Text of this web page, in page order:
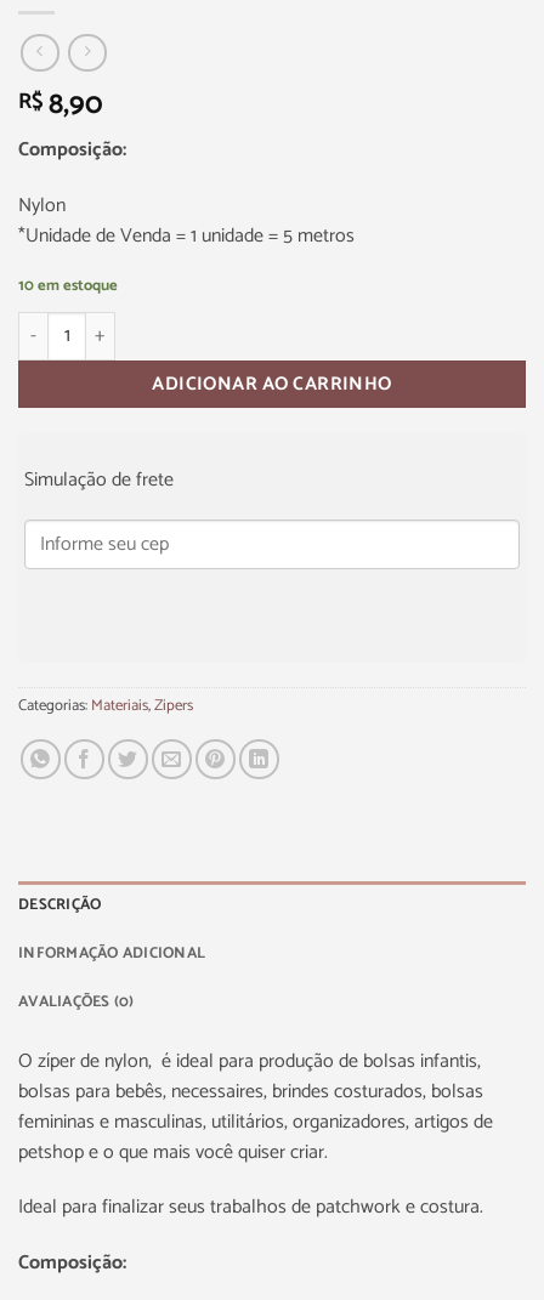
R$8,90
Composição:
Nylon
*Unidade de Venda = 1 unidade = 5 metros
10 em estoque
ADICIONAR AO CARRINHO
Simulação de frete
Categorias:Materiais,Zipers
DESCRIÇÃO
INFORMAÇÃO ADICIONAL
AVALIAÇÕES (0)
O zíper de nylon, é ideal para produção de bolsas infantis,
bolsas para bebês, necessaires, brindes costurados, bolsas
femininas e masculinas, utilitários, organizadores, artigos de
petshop e o que mais você quiser criar.
Ideal para finalizar seus trabalhos de patchwork e costura.
Composição: